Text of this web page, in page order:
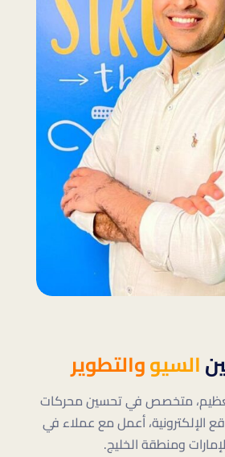
السيووالتطوير
متخصص في تحسين محركات
الإلكترونية، أعمل مع عملاء في
ومنطقة الخليج.